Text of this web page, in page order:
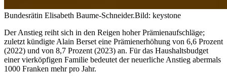
Bundesrätin Elisabeth Baume-Schneider.Bild: keystone
Der Anstieg reiht sich in den Reigen hoher Prämienaufschläge;
zuletzt kündigte Alain Berset eine Prämienerhöhung von 6,6 Prozent
(2022) und von 8,7 Prozent (2023) an. Für das Haushaltsbudget
einer vierköpfigen Familie bedeutet der neuerliche Anstieg abermals
1000 Franken mehr pro Jahr.